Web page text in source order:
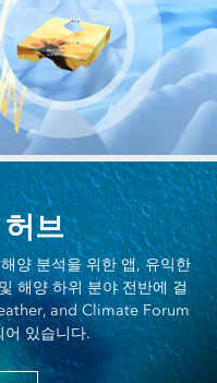
브
양 분석을 위한 앱, 유익한
해양 하위 분야 전반에 걸
and Climate Forum
어 있습니다.